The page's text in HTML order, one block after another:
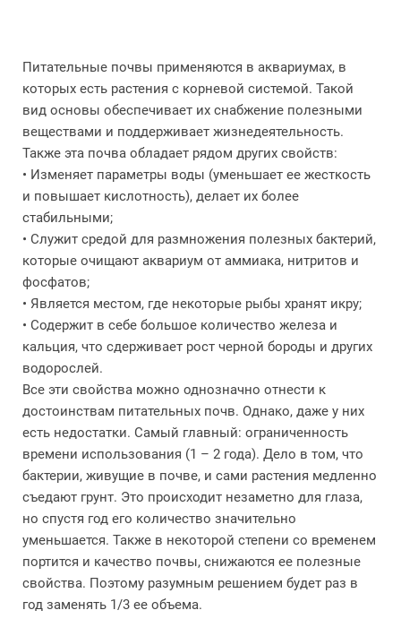
Питательные почвы применяются в аквариумах, в
которых есть растения с корневой системой. Такой
вид основы обеспечивает их снабжение полезными
веществами и поддерживает жизнедеятельность.
Также эта почва обладает рядом других свойств:
• Изменяет параметры воды (уменьшает ее жесткость
и повышает кислотность), делает их более
стабильными;
• Служит средой для размножения полезных бактерий,
которые очищают аквариум от аммиака, нитритов и
фосфатов;
• Является местом, где некоторые рыбы хранят икру;
• Содержит в себе большое количество железа и
кальция, что сдерживает рост черной бороды и других
водорослей.
Все эти свойства можно однозначно отнести к
достоинствам питательных почв. Однако, даже у них
есть недостатки. Самый главный: ограниченность
времени использования (1 – 2 года). Дело в том, что
бактерии, живущие в почве, и сами растения медленно
съедают грунт. Это происходит незаметно для глаза,
но спустя год его количество значительно
уменьшается. Также в некоторой степени со временем
портится и качество почвы, снижаются ее полезные
свойства. Поэтому разумным решением будет раз в
год заменять 1/3 ее объема.